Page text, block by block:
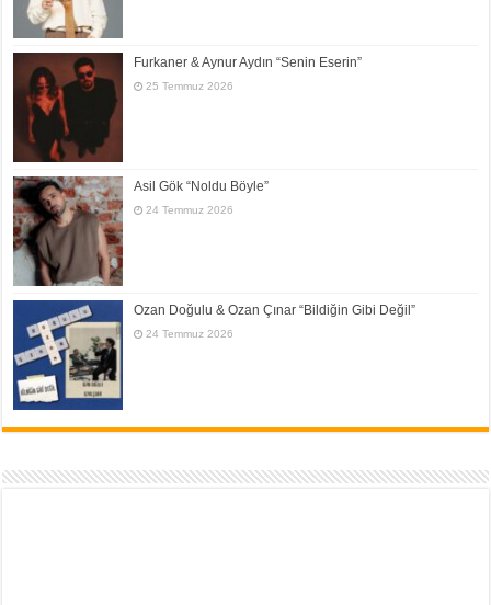
Furkaner & Aynur Aydın “Senin Eserin”
25 Temmuz 2026
Asil Gök “Noldu Böyle”
24 Temmuz 2026
Ozan Doğulu & Ozan Çınar “Bildiğin Gibi Değil”
24 Temmuz 2026